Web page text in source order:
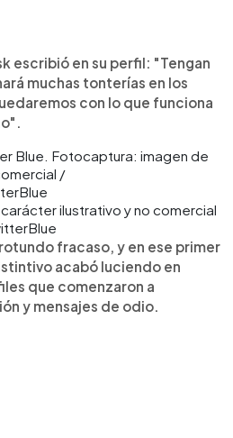
escribió en su perfil: "Tengan
muchas tonterías en los
con lo que funciona
ilustrativo y no comercial
fracaso, y en ese primer
acabó luciendo en
que comenzaron a
y mensajes de odio.